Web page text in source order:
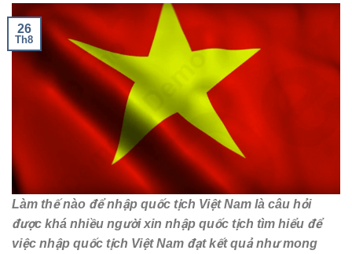
26
Th8
Làm thế nào để nhập quốc tịch Việt Nam là câu hỏi
được khá nhiều người xin nhập quốc tịch tìm hiểu để
việc nhập quốc tịch Việt Nam đạt kết quả như mong